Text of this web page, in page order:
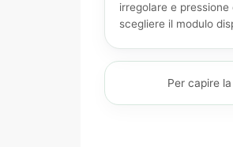
irregolare e
scegliere il modulo
Per capire